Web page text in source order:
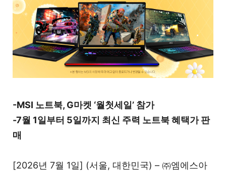
-MSI 노트북, G마켓 ‘월첫세일’ 참가
-7월 1일부터 5일까지 최신 주력 노트북 혜택가 판
매
[2026년 7월 1일] (서울, 대한민국) – ㈜엠에스아